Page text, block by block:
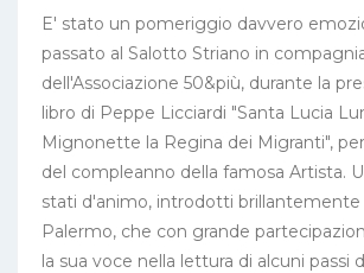
E' stato un pomeriggio davvero
passato al Salotto Striano in
dell'Associazione 50&più, durante la
libro di Peppe Licciardi "Santa Lucia
Mignonette la Regina dei Migranti",
del compleanno della famosa Artista.
stati d'animo, introdotti brillantemente
Palermo, che con grande
la sua voce nella lettura di alcuni passi